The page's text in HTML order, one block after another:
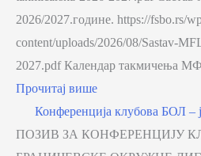
2026/2027.године. https://fsbo.rs/
content/uploads/2026/08/Sastav-
2027.pdf Календар такмичења
Прочитај више
Конференција клубова БОЛ –
ПОЗИВ ЗА КОНФЕРЕНЦИЈУ